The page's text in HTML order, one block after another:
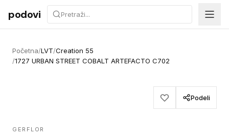
Preskoči na sadržaj
podovi
Početna/LVT/Creation 55
/1727 URBAN STREET COBALT ARTEFACTO C702
Podeli
GERFLOR